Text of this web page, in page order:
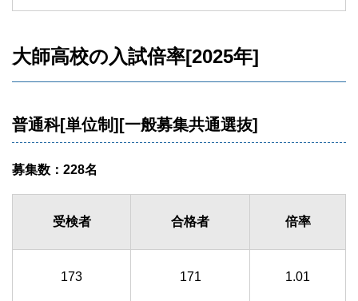
大師高校の入試倍率[2025年]
普通科[単位制][一般募集共通選抜]
募集数：228名
受検者 合格者 倍率
173 171 1.01